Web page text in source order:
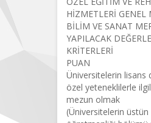
HİZMETLERİ GENEL
BİLİM VE SANAT
YAPILACAK
KRİTERLERİ
PUAN
Üniversitelerin lisans
özel yeteneklilerle
mezun olmak
(Üniversitelerin üstün